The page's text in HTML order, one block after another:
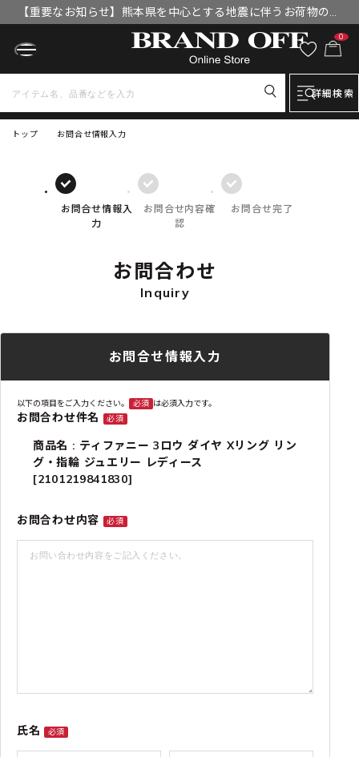
【重要なお知らせ】熊本県を中心とする地震に伴うお荷物のお
届けについて
0
詳細検索
トップ お問合せ情報入力
お問合せ情報入
力
お問合せ内容確
認
お問合せ完了
お問合わせ
Inquiry
お問合せ情報入力
以下の項目をご入力ください。 必須 は必須入力です。
お問合わせ件名 必須
商品名 : ティファニー 3ロウ ダイヤ Xリング リン
グ・指輪 ジュエリー レディース
[2101219841830]
お問合わせ内容 必須
氏名 必須